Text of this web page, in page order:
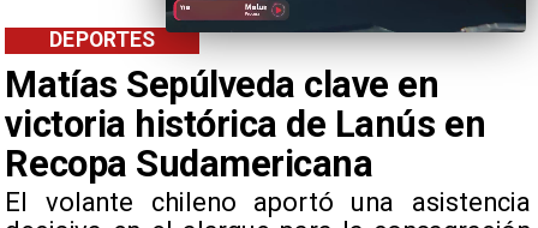
Matías Sepúlveda clave en
victoria histórica de Lanús en
Recopa Sudamericana
El volante chileno aportó una asistencia
DEPORTES